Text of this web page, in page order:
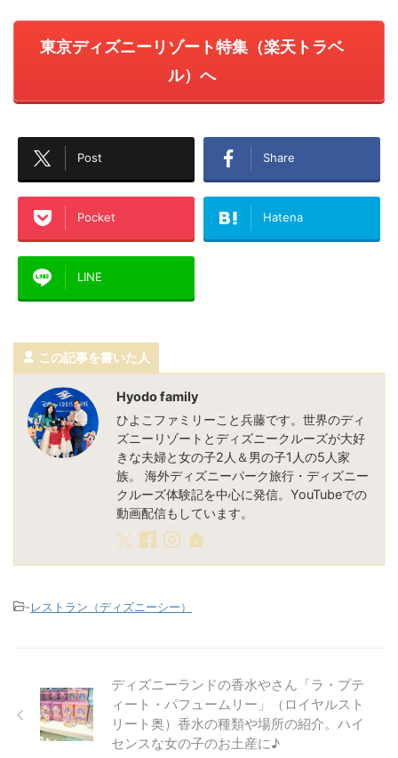
東京ディズニーリゾート特集（楽天トラベ
ル）へ
Post Share
Pocket Hatena
LINE
この記事を書いた人
Hyodo family
ひよこファミリーこと兵藤です。世界のディ
ズニーリゾートとディズニークルーズが大好
きな夫婦と女の子2人＆男の子1人の5人家
族。 海外ディズニーパーク旅行・ディズニー
クルーズ体験記を中心に発信。YouTubeでの
動画配信もしています。
-レストラン（ディズニーシー）
ディズニーランドの香水やさん「ラ・プテ
ィート・パフュームリー」（ロイヤルスト
リート奥）香水の種類や場所の紹介。ハイ
センスな女の子のお土産に♪